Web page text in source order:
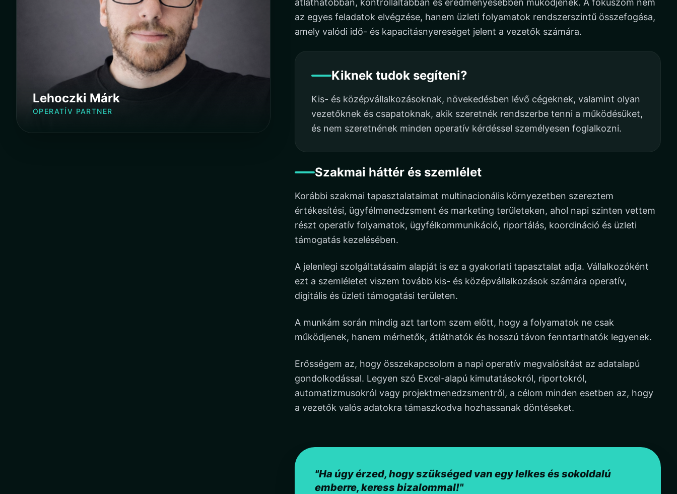
Lehoczki Márk
OPERATÍV PARTNER
átláthatóbban, kontrolláltabban és eredményesebben működjenek. A fókuszom nem
az egyes feladatok elvégzése, hanem üzleti folyamatok rendszerszintű összefogása,
amely valódi idő- és kapacitásnyereséget jelent a vezetők számára.
Kiknek tudok segíteni?
Kis- és középvállalkozásoknak, növekedésben lévő cégeknek, valamint olyan
vezetőknek és csapatoknak, akik szeretnék rendszerbe tenni a működésüket,
és nem szeretnének minden operatív kérdéssel személyesen foglalkozni.
Szakmai háttér és szemlélet
Korábbi szakmai tapasztalataimat multinacionális környezetben szereztem
értékesítési, ügyfélmenedzsment és marketing területeken, ahol napi szinten vettem
részt operatív folyamatok, ügyfélkommunikáció, riportálás, koordináció és üzleti
támogatás kezelésében.
A jelenlegi szolgáltatásaim alapját is ez a gyakorlati tapasztalat adja. Vállalkozóként
ezt a szemléletet viszem tovább kis- és középvállalkozások számára operatív,
digitális és üzleti támogatási területen.
A munkám során mindig azt tartom szem előtt, hogy a folyamatok ne csak
működjenek, hanem mérhetők, átláthatók és hosszú távon fenntarthatók legyenek.
Erősségem az, hogy összekapcsolom a napi operatív megvalósítást az adatalapú
gondolkodással. Legyen szó Excel-alapú kimutatásokról, riportokról,
automatizmusokról vagy projektmenedzsmentről, a célom minden esetben az, hogy
a vezetők valós adatokra támaszkodva hozhassanak döntéseket.
"Ha úgy érzed, hogy szükséged van egy lelkes és sokoldalú
emberre, keress bizalommal!"